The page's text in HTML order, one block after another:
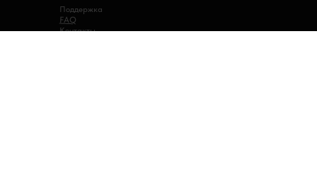
Поддержка
FAQ
Контакты